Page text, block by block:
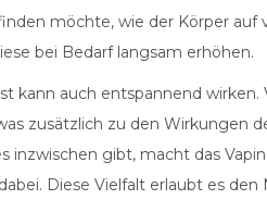
möchte, wie der Körper
bei Bedarf langsam erhöhen.
kann auch entspannend
zusätzlich zu den Wirkungen
inzwischen gibt, macht das
Diese Vielfalt erlaubt es